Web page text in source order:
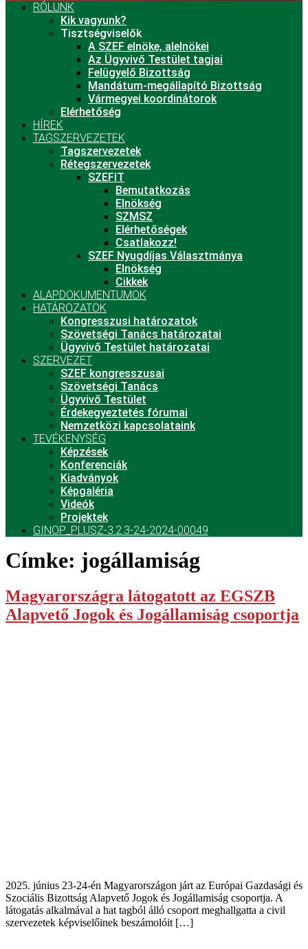
RÓLUNK
Kik vagyunk?
Tisztségviselők
A SZEF elnöke, alelnökei
Az Ügyvivő Testület tagjai
Felügyelő Bizottság
Mandátum-megállapító Bizottság
Vármegyei koordinátorok
Elérhetőség
HÍREK
TAGSZERVEZETEK
Tagszervezetek
Rétegszervezetek
SZEFIT
Bemutatkozás
Elnökség
SZMSZ
Elérhetőségek
Csatlakozz!
SZEF Nyugdíjas Választmánya
Elnökség
Cikkek
ALAPDOKUMENTUMOK
HATÁROZATOK
Kongresszusi határozatok
Szövetségi Tanács határozatai
Ügyvivő Testület határozatai
SZERVEZET
SZEF kongresszusai
Szövetségi Tanács
Ügyvivő Testület
Érdekegyeztetés fórumai
Nemzetközi kapcsolataink
TEVÉKENYSÉG
Képzések
Konferenciák
Kiadványok
Képgaléria
Videók
Projektek
GINOP_PLUSZ-3.2.3-24-2024-00049
Címke: jogállamiság
Magyarországra látogatott az EGSZB
Alapvető Jogok és Jogállamiság csoportja
2025. június 23-24-én Magyarországon járt az Európai Gazdasági és
Szociális Bizottság Alapvető Jogok és Jogállamiság csoportja. A
látogatás alkalmával a hat tagból álló csoport meghallgatta a civil
szervezetek képviselőinek beszámolóit […]